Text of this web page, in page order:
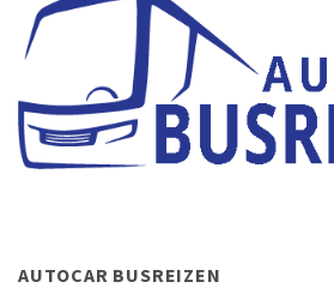
AUTOCAR BUSREIZEN